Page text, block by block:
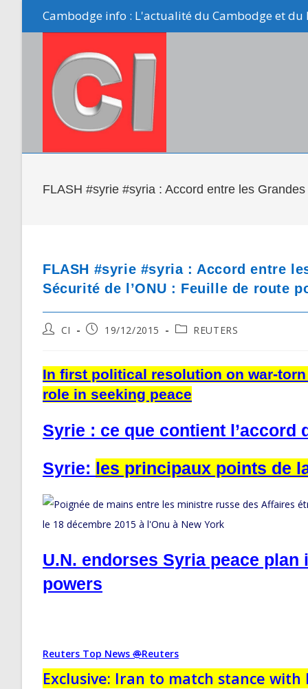
Cambodge info : L'actualité du Cambodge et
FLASH #syrie #syria : Accord entre les
FLASH #syrie #syria : Accord entre
Sécurité de l’ONU : Feuille de route
PostCI
Post19/12/2015
PostREUTERS
In first political resolution on war-
role in seeking peace
Syrie : ce que contient l’accord
Syrie: les principaux points de
U.N. endorses Syria peace
powers
@Reuters
Exclusive: Iran to match stance